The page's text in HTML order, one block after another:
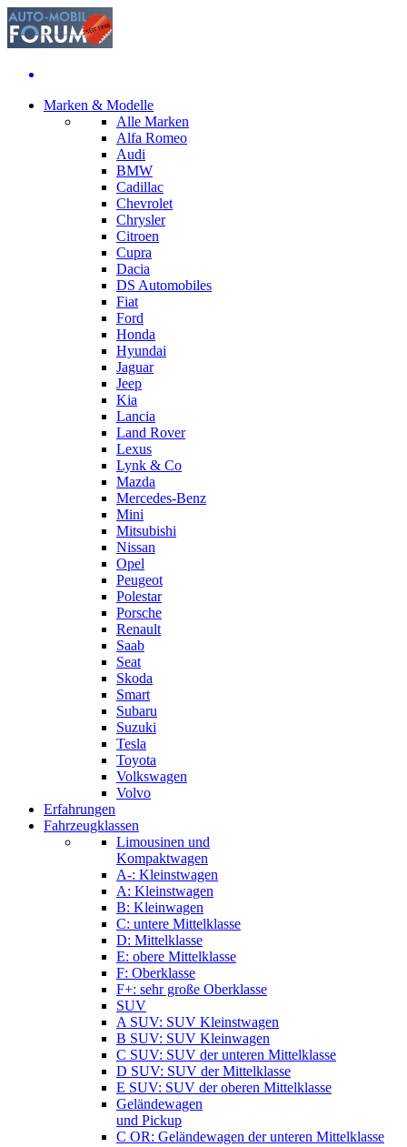
Marken & Modelle
Alle Marken
Alfa Romeo
Audi
BMW
Cadillac
Chevrolet
Chrysler
Citroen
Cupra
Dacia
DS Automobiles
Fiat
Ford
Honda
Hyundai
Jaguar
Jeep
Kia
Lancia
Land Rover
Lexus
Lynk & Co
Mazda
Mercedes-Benz
Mini
Mitsubishi
Nissan
Opel
Peugeot
Polestar
Porsche
Renault
Saab
Seat
Skoda
Smart
Subaru
Suzuki
Tesla
Toyota
Volkswagen
Volvo
Erfahrungen
Fahrzeugklassen
Limousinen und
Kompaktwagen
A-: Kleinstwagen
A: Kleinstwagen
B: Kleinwagen
C: untere Mittelklasse
D: Mittelklasse
E: obere Mittelklasse
F: Oberklasse
F+: sehr große Oberklasse
SUV
A SUV: SUV Kleinstwagen
B SUV: SUV Kleinwagen
C SUV: SUV der unteren Mittelklasse
D SUV: SUV der Mittelklasse
E SUV: SUV der oberen Mittelklasse
Geländewagen
und Pickup
C OR: Geländewagen der unteren Mittelklasse